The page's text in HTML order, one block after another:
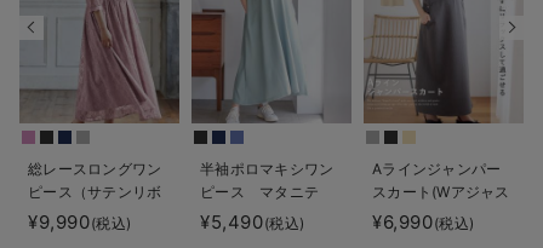
快適機能ウェア特集 トップス
快適機能ウェア特集 ボトムス
快適機能ウェア特集 パジャマ
erbaviva（エルバビーバ）
安心の日本製。先輩ママが買ってよかった！本当に必要な出産準備品
何枚あっても嬉しい
長く使えるアイテム
お部屋映えアイテム
総レースロングワン
ピース（サテンリボ
ンベルト付） マタ
ニティ・授乳服【出
¥9,990(税込)
半袖ポロマキシワン
ピース マタニテ
ィ・授乳服【出産後
も長く使える】
¥5,490(税込)
Aラインジャンパー
スカート(Wアジャス
ター付) マタニテ
ィ・授乳服【出産後
¥6,990(税込)